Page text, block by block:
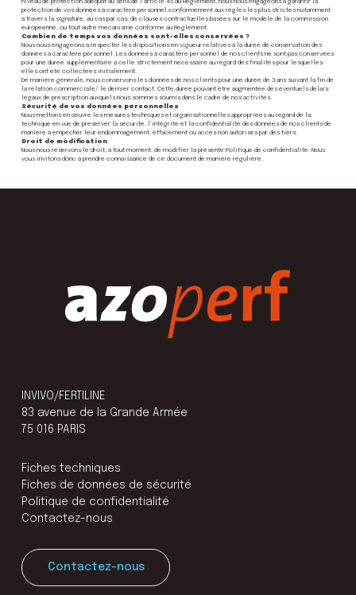
protection de vos données à caractère personnel conformément aux règles les plus strictes notamment
à travers la signature, au cas par cas, de clauses contractuelles basées sur le modèle de la commission
européenne, ou tout autre mécanisme conforme au Règlement.
Combien de temps vos données sont-elles conservées ?
Nous nous engageons à respecter les dispositions en vigueur relatives à la durée de conservation des
données à caractère personnel. Les données à caractère personnel de nos clients ne sont pas conservées
pour une durée supplémentaire à celle strictement nécessaire au regard des finalités pour lesquelles
elles ont été collectées initialement.
De manière générale, nous conservons les données de nos clients pour une durée de 3 ans suivant la fin de
la relation commerciale/ le dernier contact. Cette durée pouvant être augmentée des éventuels délais
légaux de prescription auxquels nous sommes soumis dans le cadre de nos activités.
Sécurité de vos données personnelles
Nous mettons en œuvre les mesures techniques et organisationnelles appropriées au regard de la
technique en vue de préserver la sécurité, l’intégrité et la confidentialité des données de nos clients de
manière à empêcher leur endommagement, effacement ou accès non autorisés par des tiers.
Droit de modification
Nous nous réservons le droit, à tout moment, de modifier la présente Politique de confidentialité. Nous
vous invitons donc à prendre connaissance de ce document de manière régulière.
INVIVO/FERTILINE
83 avenue de la Grande Armée
75 016 PARIS
Fiches techniques
Fiches de données de sécurité
Politique de confidentialité
Contactez-nous
Contactez-nous